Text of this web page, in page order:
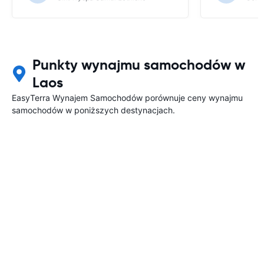
Punkty wynajmu samochodów w
Laos
EasyTerra Wynajem Samochodów porównuje ceny wynajmu
samochodów w poniższych destynacjach.